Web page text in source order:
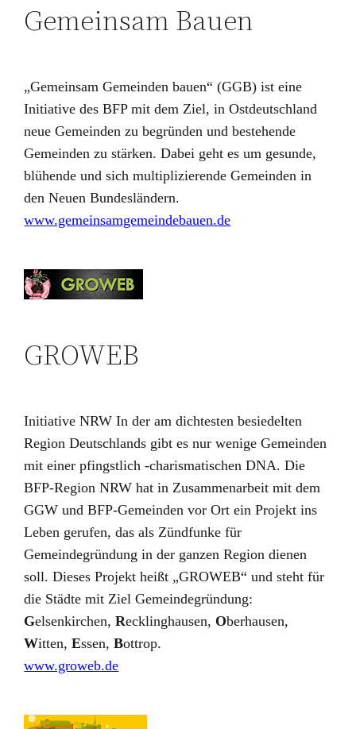
Gemeinsam Bauen
„Gemeinsam Gemeinden bauen“ (GGB) ist eine
Initiative des BFP mit dem Ziel, in Ostdeutschland
neue Gemeinden zu begründen und bestehende
Gemeinden zu stärken. Dabei geht es um gesunde,
blühende und sich multiplizierende Gemeinden in
den Neuen Bundesländern.
www.gemeinsamgemeindebauen.de
GROWEB
Initiative NRW In der am dichtesten besiedelten
Region Deutschlands gibt es nur wenige Gemeinden
mit einer pfingstlich -charismatischen DNA. Die
BFP-Region NRW hat in Zusammenarbeit mit dem
GGW und BFP-Gemeinden vor Ort ein Projekt ins
Leben gerufen, das als Zündfunke für
Gemeindegründung in der ganzen Region dienen
soll. Dieses Projekt heißt „GROWEB“ und steht für
die Städte mit Ziel Gemeindegründung:
Gelsenkirchen,Recklinghausen, Oberhausen,
Witten,Essen,Bottrop.
www.groweb.de